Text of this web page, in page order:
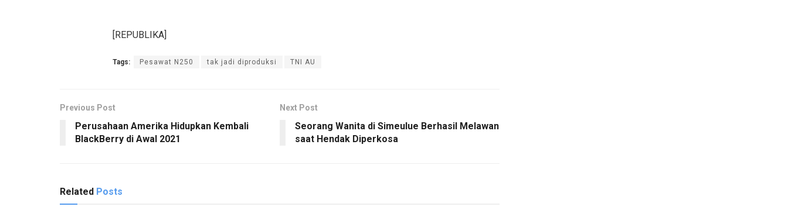
[REPUBLIKA]
Tags: Pesawat N250 tak jadi diproduksi TNI AU
Previous Post
Perusahaan Amerika Hidupkan Kembali
BlackBerry di Awal 2021
Next Post
Seorang Wanita di Simeulue Berhasil Melawan
saat Hendak Diperkosa
Related Posts